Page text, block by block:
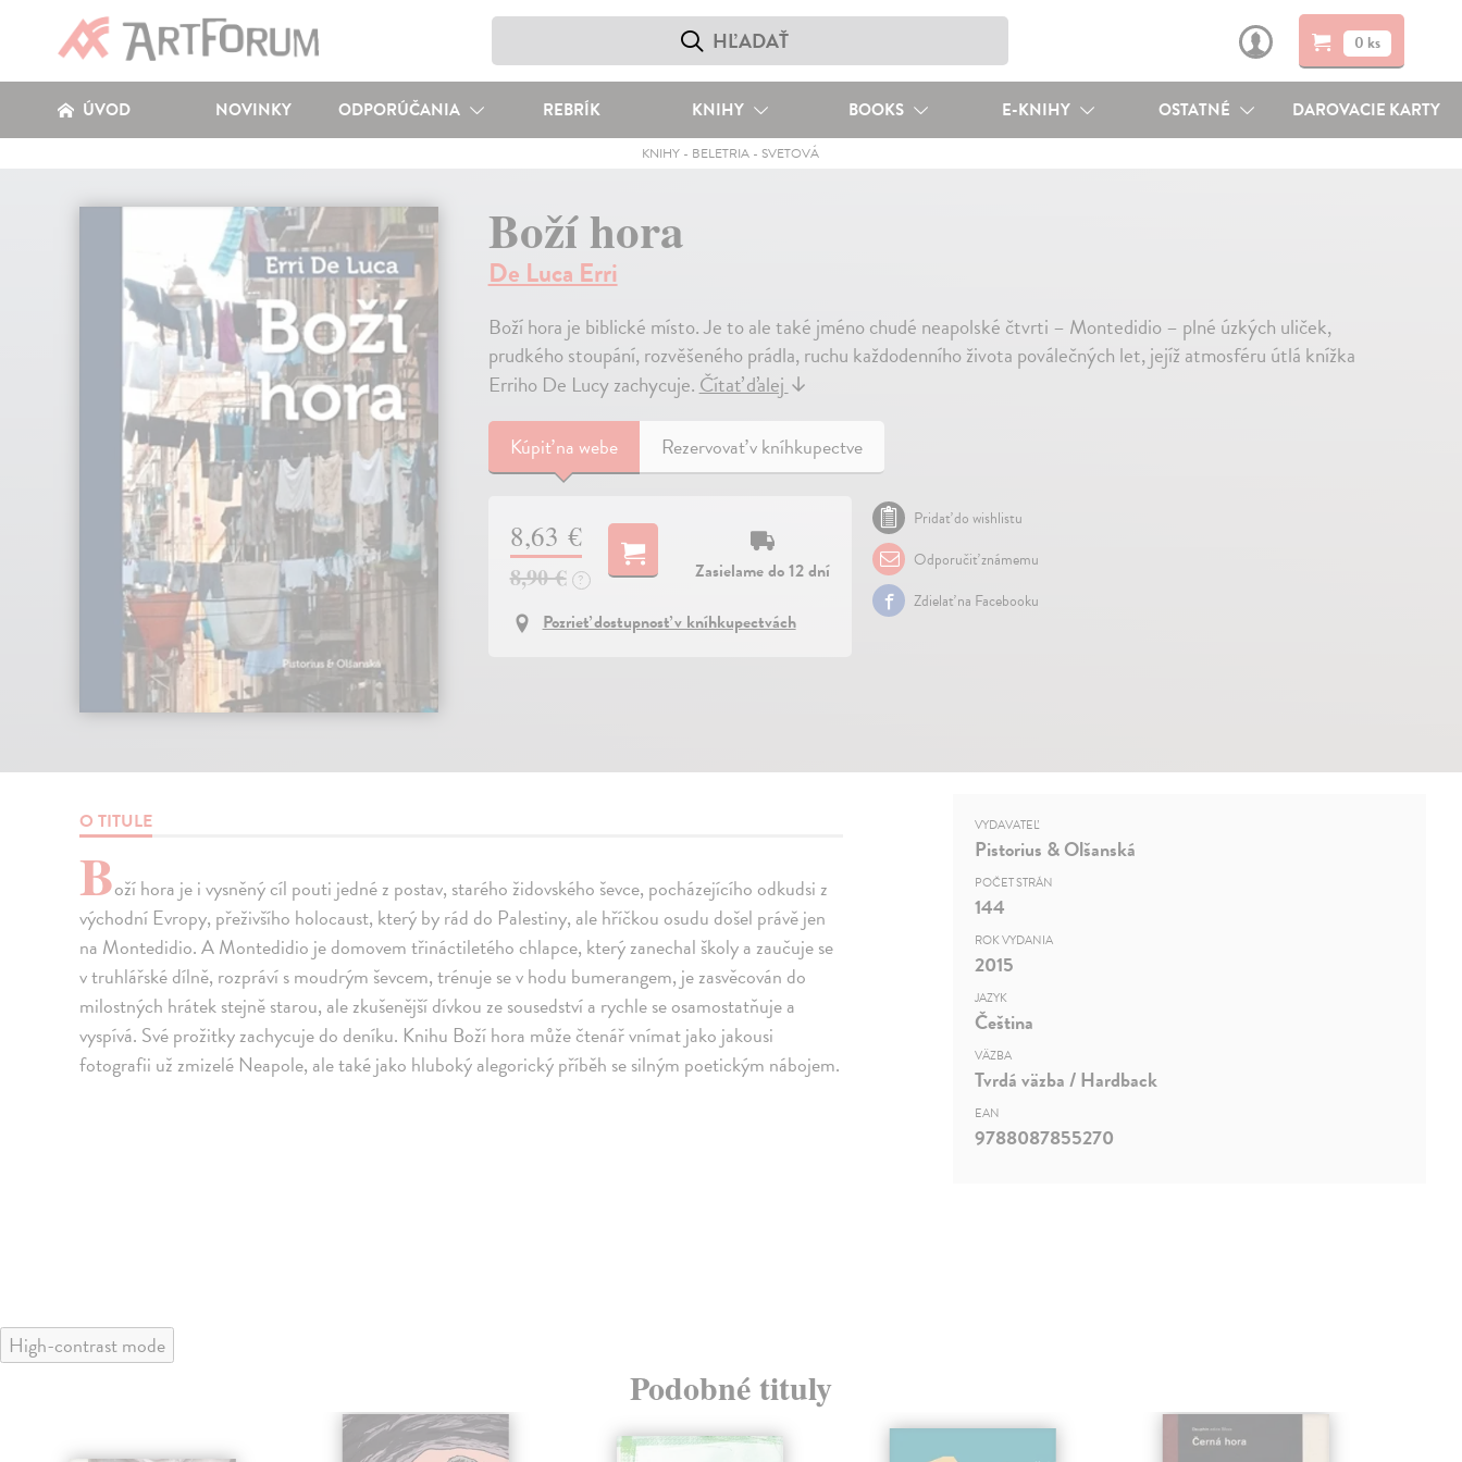
0 ks
ÚVOD NOVINKY ODPORÚČANIA REBRÍK KNIHY BOOKS E-KNIHY OSTATNÉ DAROVACIE KARTY
KNIHY - BELETRIA - SVETOVÁ
Boží hora
De Luca Erri
Boží hora je biblické místo. Je to ale také jméno chudé neapolské čtvrti – Montedidio – plné úzkých uliček,
prudkého stoupání, rozvěšeného prádla, ruchu každodenního života poválečných let, jejíž atmosféru útlá knížka
Erriho De Lucy zachycuje.Čítať ďalej↓
Kúpiťna webe Rezervovať v kníhkupectve
8,63 €
8,90 € ?
Zasielame do 12 dní
Pozrieť dostupnosť v kníhkupectvách
Pridať do wishlistu
Odporučiť známemu
Zdielať na Facebooku
O TITULE
Boží hora je i vysněný cíl pouti jedné z postav, starého židovského ševce, pocházejícího odkudsi z
východní Evropy, přeživšího holocaust, který by rád do Palestiny, ale hříčkou osudu došel právě jen
na Montedidio. A Montedidio je domovem třináctiletého chlapce, který zanechal školy a zaučuje se
v truhlářské dílně, rozpráví s moudrým ševcem, trénuje se v hodu bumerangem, je zasvěcován do
milostných hrátek stejně starou, ale zkušenější dívkou ze sousedství a rychle se osamostatňuje a
vyspívá. Své prožitky zachycuje do deníku. Knihu Boží hora může čtenář vnímat jako jakousi
fotografii už zmizelé Neapole, ale také jako hluboký alegorický příběh se silným poetickým nábojem.
VYDAVATEĽ
Pistorius & Olšanská
POČET STRÁN
144
ROK VYDANIA
2015
JAZYK
Čeština
VÄZBA
Tvrdá väzba / Hardback
EAN
9788087855270
High-contrast mode
Podobné tituly